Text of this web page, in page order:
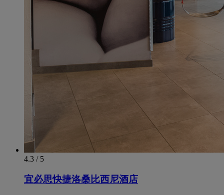
4.3 / 5
宜必思快捷洛桑比西尼酒店